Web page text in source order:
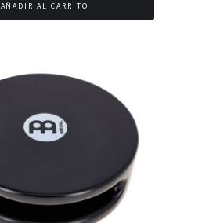
AÑADIR AL CARRITO